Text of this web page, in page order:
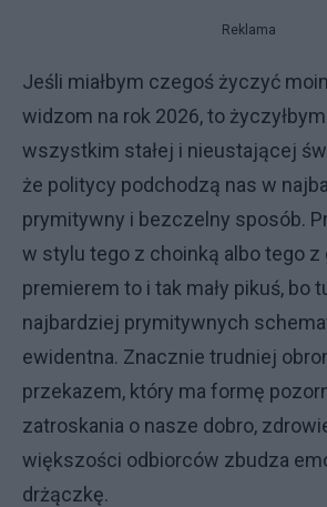
Reklama
Jeśli miałbym czegoś życzyć
widzom na rok 2026, to
wszystkim stałej i nieustającej
że politycy podchodzą nas w
prymitywny i bezczelny sposób.
w stylu tego z choinką albo tego z
premierem to i tak mały pikuś, bo
najbardziej prymitywnych
ewidentna. Znacznie trudniej
przekazem, który ma formę
zatroskania o nasze dobro,
większości odbiorców zbudza
drżączkę.